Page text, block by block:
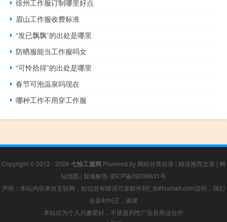
徐州工作服订制哪里好点
眉山工作服收费标准
“发已飘飘”的出处是哪里
防晒服能当工作服吗女
“可怜拾得”的出处是哪里
春节可泡温泉吗现在
哪种工作不用穿工作服
Copyright © 2012 - 2026 七恰工服网 Powered by 网站分类目录 | 精选推荐文章 | 网
站地图 | 疑难解答 浙ICP备09098631号
声明：本站内容来自互联网，如信息有错误可发邮件到f_fb#foxmail.com说明，我们
会及时纠正，谢谢
本站仅为个人兴趣爱好，不接盈利性广告及商业合作